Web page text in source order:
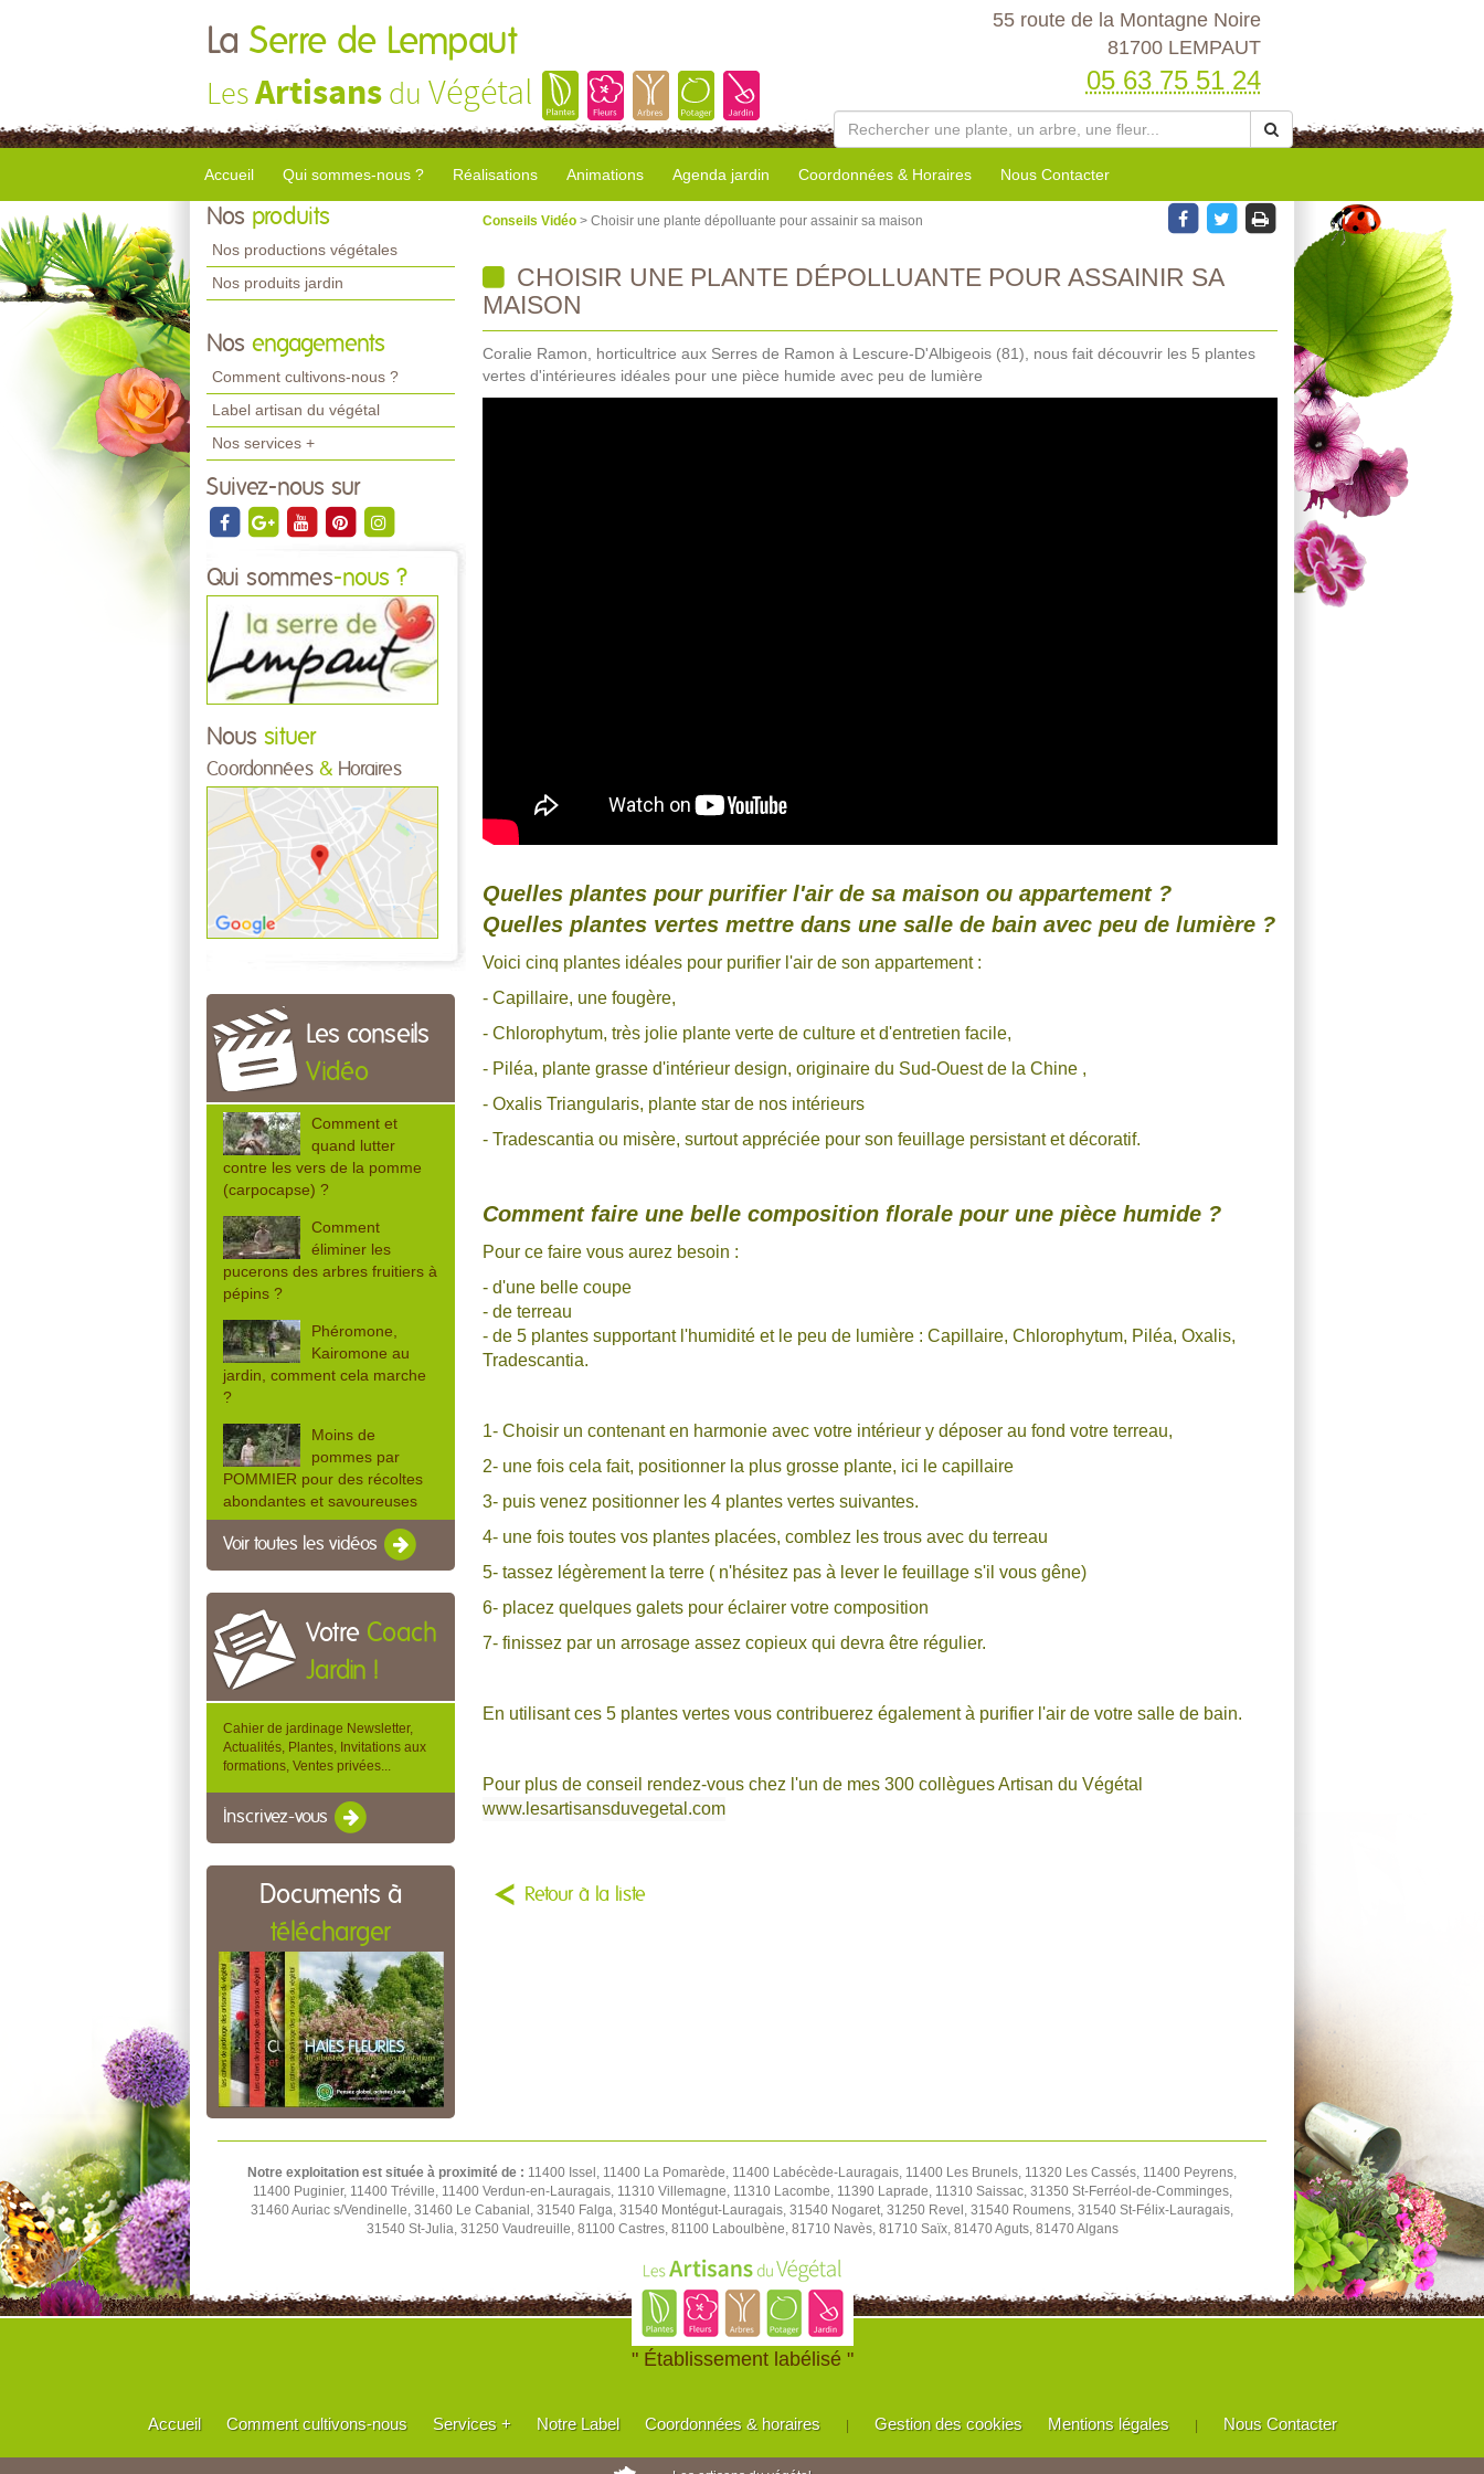
La Serre de Lempaut
LesArtisans du Végétal
55 route de la Montagne Noire
81700 LEMPAUT
05 63 75 51 24
Accueil Qui sommes-nous ? Réalisations Animations Agenda jardin Coordonnées & Horaires Nous Contacter
Nos produits
Nos productions végétales
Nos produits jardin
Nos engagements
Comment cultivons-nous ?
Label artisan du végétal
Nos services +
Suivez-nous sur
Qui sommes-nous ?
Nous situer
Coordonnées & Horaires
Les conseils
Vidéo
Comment et
quand lutter
contre les vers de la pomme
(carpocapse) ?
Comment
éliminer les
pucerons des arbres fruitiers à
pépins ?
Phéromone,
Kairomone au
jardin, comment cela marche
?
Moins de
pommes par
POMMIER pour des récoltes
abondantes et savoureuses
Voir toutes les vidéos
Votre Coach
Jardin !
Cahier de jardinage Newsletter,
Actualités, Plantes, Invitations aux
formations, Ventes privées...
Inscrivez-vous
Documents à
télécharger
Conseils Vidéo > Choisir une plante dépolluante pour assainir sa maison
CHOISIR UNE PLANTE DÉPOLLUANTE POUR ASSAINIR SA
MAISON
Coralie Ramon, horticultrice aux Serres de Ramon à Lescure-D'Albigeois (81), nous fait découvrir les 5 plantes
vertes d'intérieures idéales pour une pièce humide avec peu de lumière
Quelles plantes pour purifier l'air de sa maison ou appartement ?
Quelles plantes vertes mettre dans une salle de bain avec peu de lumière ?
Voici cinq plantes idéales pour purifier l'air de son appartement :
- Capillaire, une fougère,
- Chlorophytum, très jolie plante verte de culture et d'entretien facile,
- Piléa, plante grasse d'intérieur design, originaire du Sud-Ouest de la Chine ,
- Oxalis Triangularis, plante star de nos intérieurs
- Tradescantia ou misère, surtout appréciée pour son feuillage persistant et décoratif.
Comment faire une belle composition florale pour une pièce humide ?
Pour ce faire vous aurez besoin :
- d'une belle coupe
- de terreau
- de 5 plantes supportant l'humidité et le peu de lumière : Capillaire, Chlorophytum, Piléa, Oxalis,
Tradescantia.
1- Choisir un contenant en harmonie avec votre intérieur y déposer au fond votre terreau,
2- une fois cela fait, positionner la plus grosse plante, ici le capillaire
3- puis venez positionner les 4 plantes vertes suivantes.
4- une fois toutes vos plantes placées, comblez les trous avec du terreau
5- tassez légèrement la terre ( n'hésitez pas à lever le feuillage s'il vous gêne)
6- placez quelques galets pour éclairer votre composition
7- finissez par un arrosage assez copieux qui devra être régulier.
En utilisant ces 5 plantes vertes vous contribuerez également à purifier l'air de votre salle de bain.
Pour plus de conseil rendez-vous chez l'un de mes 300 collègues Artisan du Végétal
www.lesartisansduvegetal.com
Retour à la liste
Notre exploitation est située à proximité de : 11400 Issel, 11400 La Pomarède, 11400 Labécède-Lauragais, 11400 Les Brunels, 11320 Les Cassés, 11400 Peyrens,
11400 Puginier, 11400 Tréville, 11400 Verdun-en-Lauragais, 11310 Villemagne, 11310 Lacombe, 11390 Laprade, 11310 Saissac, 31350 St-Ferréol-de-Comminges,
31460 Auriac s/Vendinelle, 31460 Le Cabanial, 31540 Falga, 31540 Montégut-Lauragais, 31540 Nogaret, 31250 Revel, 31540 Roumens, 31540 St-Félix-Lauragais,
31540 St-Julia, 31250 Vaudreuille, 81100 Castres, 81100 Laboulbène, 81710 Navès, 81710 Saïx, 81470 Aguts, 81470 Algans
" Établissement labélisé "
Accueil Comment cultivons-nous Services + Notre Label Coordonnées & horaires | Gestion des cookies Mentions légales | Nous Contacter